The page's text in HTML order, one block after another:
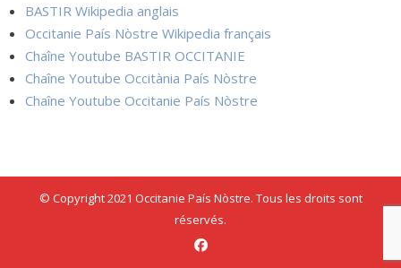
BASTIR Wikipedia anglais
Occitanie País Nòstre Wikipedia français
Chaîne Youtube BASTIR OCCITANIE
Chaîne Youtube Occitània País Nòstre
Chaîne Youtube Occitanie País Nòstre
© Copyright 2021 Occitanie País Nòstre. Tous les droits sont
réservés.